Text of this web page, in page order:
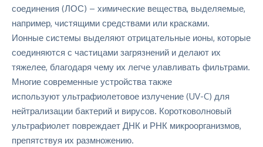
соединения (ЛОС) – химические вещества, выделяемые,
например, чистящими средствами или красками.
Ионные системы выделяют отрицательные ионы, которые
соединяются с частицами загрязнений и делают их
тяжелее, благодаря чему их легче улавливать фильтрами.
Многие современные устройства также
используют ультрафиолетовое излучение (UV-C) для
нейтрализации бактерий и вирусов. Коротковолновый
ультрафиолет повреждает ДНК и РНК микроорганизмов,
препятствуя их размножению.